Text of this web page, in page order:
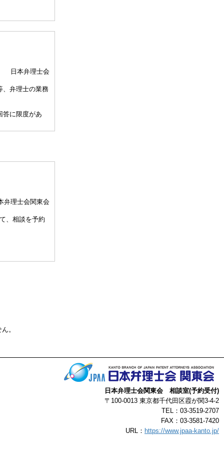
日本弁理士会
、弁理士の業務
答に限度があ
して30分以内）
務所によって
弁理士会関東会
、相談を予約
。
日本弁理士会関東会 相談室(予約受付)
〒100-0013 東京都千代田区霞が関3-4-2
TEL：03-3519-2707
FAX：03-3581-7420
URL： https://www.jpaa-kanto.jp/